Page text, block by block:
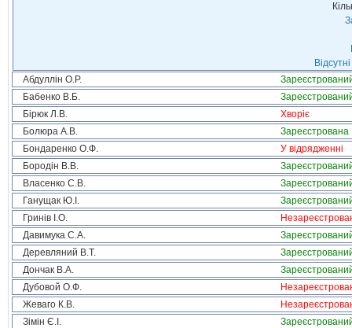
Абдуллін О.Р.
Бабенко В.Б.
Бірюк Л.В.
Хворіє
Болюра А.В.
Зареєстрована
Бондаренко О.Ф.
У відрядженні
Бородін В.В.
Власенко С.В.
Ганущак Ю.І.
Гринів І.О.
Давимука С.А.
Деревляний В.Т.
Дончак В.А.
Дубовой О.Ф.
Жеваго К.В.
Зімін Є.І.